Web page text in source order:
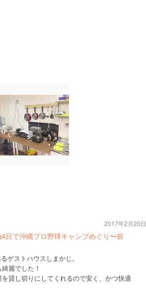
日で沖縄プロ野球キャンプめぐり〜前
ゲストハウスしまかじ。
麗でした！
貸し切りにしてくれるので安く、かつ快適
2017年2月20日